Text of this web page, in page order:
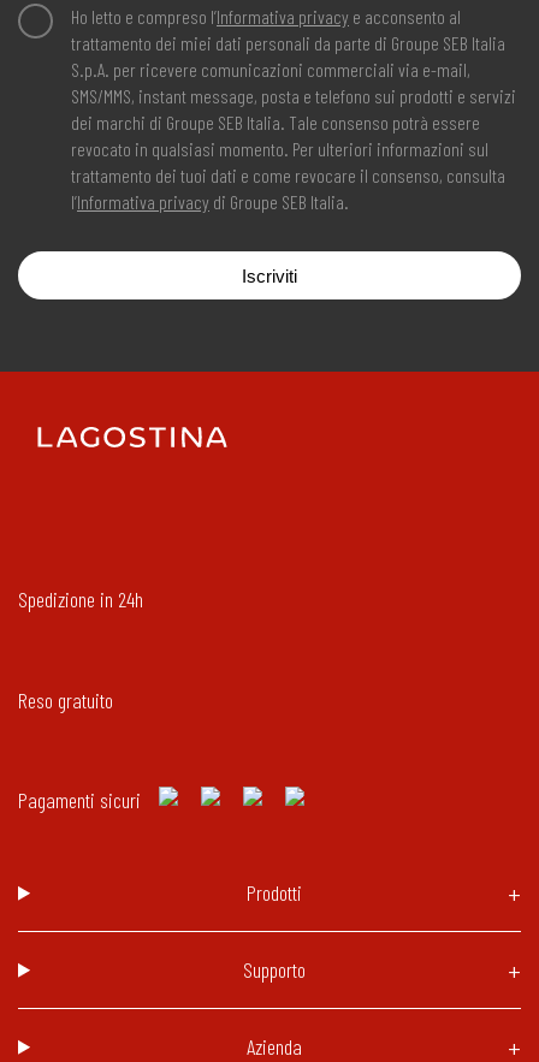
Ho letto e compreso l’Informativa privacy e acconsento al
trattamento dei miei dati personali da parte di Groupe SEB Italia
S.p.A. per ricevere comunicazioni commerciali via e-mail,
SMS/MMS, instant message, posta e telefono sui prodotti e servizi
dei marchi di Groupe SEB Italia. Tale consenso potrà essere
revocato in qualsiasi momento. Per ulteriori informazioni sul
trattamento dei tuoi dati e come revocare il consenso, consulta
l’Informativa privacy di Groupe SEB Italia.
Iscriviti
Spedizione in 24h
Reso gratuito
Pagamenti sicuri
Prodotti
Supporto
Azienda